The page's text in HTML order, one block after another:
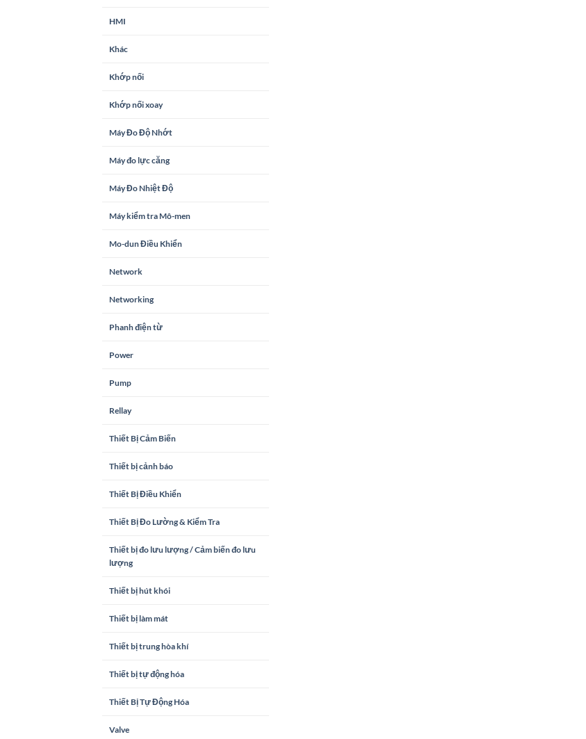
HMI
Khác
Khớp nối
Khớp nối xoay
Máy Đo Độ Nhớt
Máy đo lực căng
Máy Đo Nhiệt Độ
Máy kiểm tra Mô-men
Mo-dun Điều Khiển
Network
Networking
Phanh điện từ
Power
Pump
Rellay
Thiết Bị Cảm Biến
Thiết bị cảnh báo
Thiết Bị Điều Khiển
Thiết Bị Đo Lường & Kiểm Tra
Thiết bị đo lưu lượng / Cảm biến đo lưu
lượng
Thiết bị hút khói
Thiết bị làm mát
Thiết bị trung hòa khí
Thiết bị tự động hóa
Thiết Bị Tự Động Hóa
Valve